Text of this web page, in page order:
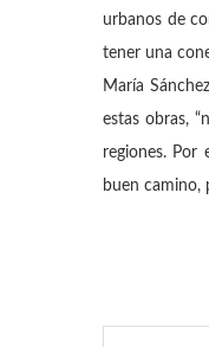
urbanos de
tener una
María
estas obras,
regiones. Por
buen camino,